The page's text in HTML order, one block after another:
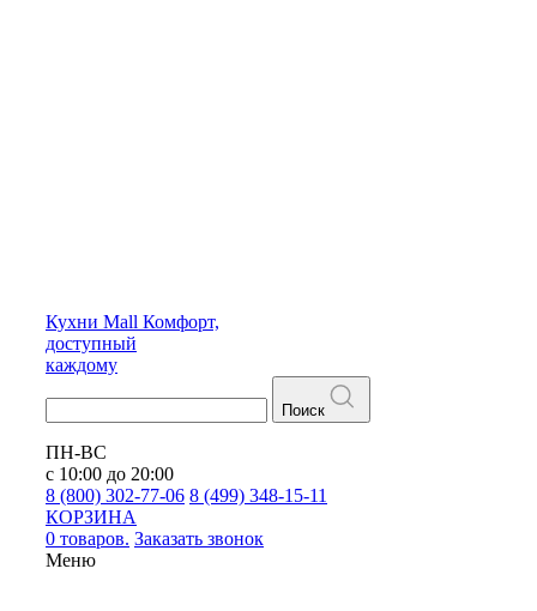
Кухни Mall Комфорт,
доступный
каждому
Поиск
ПН-ВС
с 10:00 до 20:00
8 (800) 302-77-06 8 (499) 348-15-11
КОРЗИНА
0 товаров. Заказать звонок
Меню